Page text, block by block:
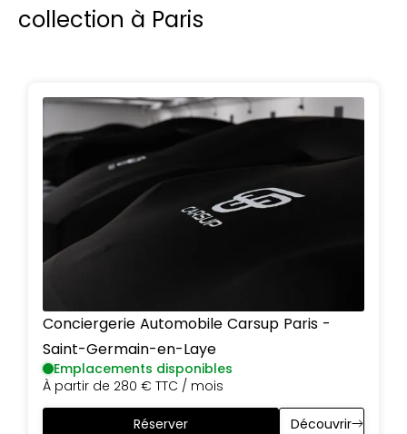
collection à Paris
Conciergerie Automobile Carsup Paris -
Saint-Germain-en-Laye
Emplacements disponibles
À partir de 280 € TTC / mois
Réserver Découvrir